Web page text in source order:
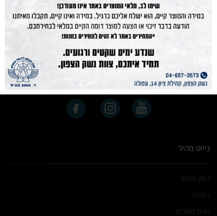
518
הוסף לסל
נייוט מהיר
נשק הצפון
נשקים
חנות מוצרים